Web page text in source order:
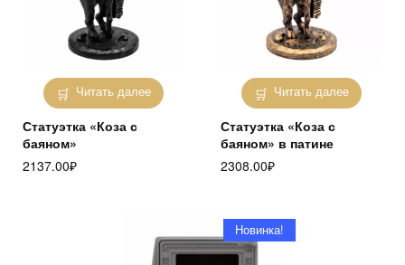
Читать далее
Статуэтка «Коза с
баяном»
2137.00₽
Читать далее
Статуэтка «Коза с
баяном» в патине
2308.00₽
Новинка!